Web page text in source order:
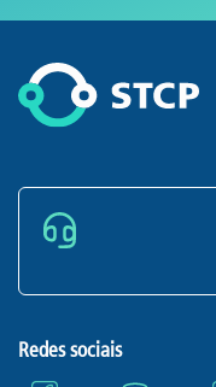
Redes sociais